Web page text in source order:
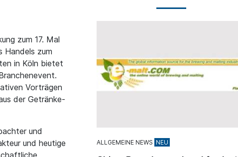
zum 17. Mal
Handels zum
in Köln bietet
Vorträgen
der Getränke-
und
und heutige
ALLGEMEINE NEWS